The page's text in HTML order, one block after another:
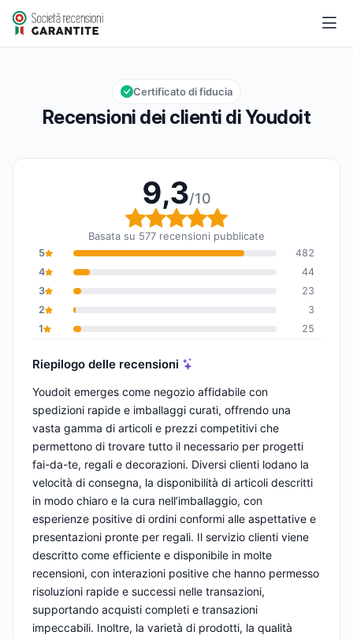
Youdoit
Valutazione globale: 9,3 su 10
9,3/10
Recensioni dei clienti di Youdoit
Certificato di fiducia
9,3/10
Valutazione globale:
Basata su 577 recensioni pubblicate
5
482
4
44
3
23
2
3
1
25
Riepilogo delle recensioni
Youdoit emerges come negozio affidabile con
spedizioni rapide e imballaggi curati, offrendo una
vasta gamma di articoli e prezzi competitivi che
permettono di trovare tutto il necessario per progetti
fai-da-te, regali e decorazioni. Diversi clienti lodano la
velocità di consegna, la disponibilità di articoli descritti
in modo chiaro e la cura nell’imballaggio, con
esperienze positive di ordini conformi alle aspettative e
presentazioni pronte per regali. Il servizio clienti viene
descritto come efficiente e disponibile in molte
recensioni, con interazioni positive che hanno permesso
risoluzioni rapide e successi nelle transazioni,
supportando acquisti completi e transazioni
impeccabili. Inoltre, la varietà di prodotti, la qualità